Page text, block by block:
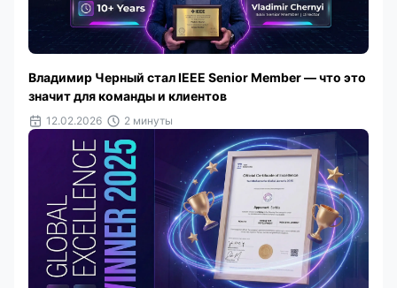
Владимир Черный стал IEEE Senior Member — что это
значит для команды и клиентов
12.02.2026 2 минуты